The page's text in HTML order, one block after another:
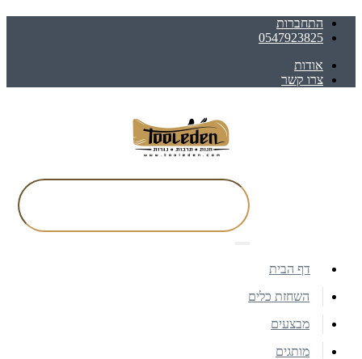
התחברות
0547923825
אודות
צרו קשר
דף הבית
השחזת כלים
מבצעים
מותגים